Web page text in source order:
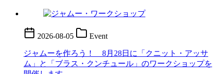
2026-08-05 Event
ジャムーを作ろう！ 8月28日に「クニット・アッサ
ム」と「ブラス・クンチュール」のワークショップを